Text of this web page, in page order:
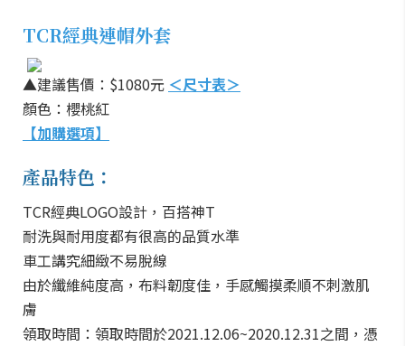
TCR經典連帽外套
▲建議售價：$1080元 ＜尺寸表＞
顏色：櫻桃紅
【加購選項】
產品特色：
TCR經典LOGO設計，百搭神T
耐洗與耐用度都有很高的品質水準
車工講究細緻不易脫線
由於纖維純度高，布料韌度佳，手感觸摸柔順不刺激肌
膚
領取時間：領取時間於2021.12.06~2020.12.31之間，憑